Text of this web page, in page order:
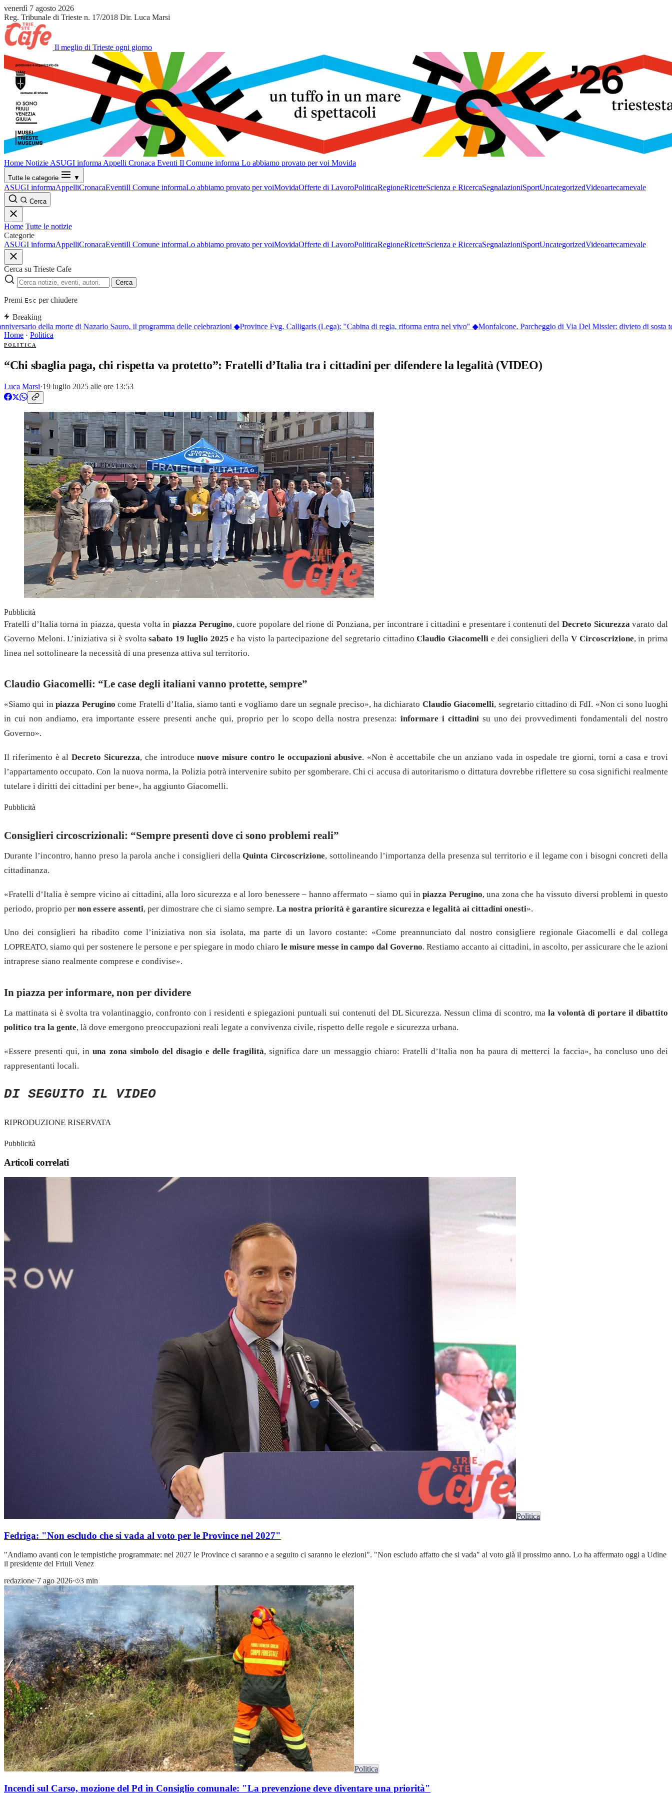
venerdì 7 agosto 2026
Reg. Tribunale di Trieste n. 17/2018 Dir. Luca Marsi
Il meglio di Trieste ogni giorno
Home Notizie ASUGI informa Appelli Cronaca Eventi Il Comune informa Lo abbiamo provato per voi Movida
Tutte le categorie ▼
ASUGI informaAppelliCronacaEventiIl Comune informaLo abbiamo provato per voiMovidaOfferte di LavoroPoliticaRegioneRicetteScienza e RicercaSegnalazioniSportUncategorizedVideoartecarnevale
Cerca
Home Tutte le notizie
Categorie
ASUGI informaAppelliCronacaEventiIl Comune informaLo abbiamo provato per voiMovidaOfferte di LavoroPoliticaRegioneRicetteScienza e RicercaSegnalazioniSportUncategorizedVideoartecarnevale
Cerca su Trieste Cafe
Cerca
Premi Esc per chiudere
Breaking
della morte di Nazario Sauro, il programma delle celebrazioni◆Province Fvg. Calligaris (Lega): "Cabina di regia, riforma entra nel vivo"◆Monfalcone. Parcheggio di Via Del Missier: divieto di sosta
Home · Politica
POLITICA
“Chi sbaglia paga, chi rispetta va protetto”: Fratelli d’Italia tra i cittadini per difendere la legalità (VIDEO)
Luca Marsi·19 luglio 2025 alle ore 13:53
Pubblicità
Fratelli d’Italia torna in piazza, questa volta inpiazza Perugino, cuore popolare del rione di Ponziana, per incontrare i cittadini e presentare i contenuti delDecreto Sicurezzavarato dal
Governo Meloni. L’iniziativa si è svoltasabato 19 luglio 2025 e ha visto la partecipazione del segretario cittadinoClaudio Giacomelli e dei consiglieri della V Circoscrizione, in prima
linea nel sottolineare la necessità di una presenza attiva sul territorio.
Claudio Giacomelli: “Le case degli italiani vanno protette, sempre”
«Siamo qui inpiazza Perugino come Fratelli d’Italia, siamo tanti e vogliamo dare un segnale preciso», ha dichiarato Claudio Giacomelli, segretario cittadino di FdI. «Non ci sono luoghi
in cui non andiamo, era importante essere presenti anche qui, proprio per lo scopo della nostra presenza:informare i cittadinisu uno dei provvedimenti fondamentali del nostro
Governo».
Il riferimento è alDecreto Sicurezza, che introducenuove misure contro le occupazioni abusive. «Non è accettabile che un anziano vada in ospedale tre giorni, torni a casa e trovi
l’appartamento occupato. Con la nuova norma, la Polizia potrà intervenire subito per sgomberare. Chi ci accusa di autoritarismo o dittatura dovrebbe riflettere su cosa significhi realmente
tutelare i diritti dei cittadini per bene», ha aggiunto Giacomelli.
Pubblicità
Consiglieri circoscrizionali: “Sempre presenti dove ci sono problemi reali”
Durante l’incontro, hanno preso la parola anche i consiglieri dellaQuinta Circoscrizione, sottolineando l’importanza della presenza sul territorio e il legame con i bisogni concreti della
cittadinanza.
«Fratelli d’Italia è sempre vicino ai cittadini, alla loro sicurezza e al loro benessere – hanno affermato – siamo qui inpiazza Perugino, una zona che ha vissuto diversi problemi in questo
periodo, proprio per non essere assenti, per dimostrare che ci siamo sempre. La nostra priorità è garantire sicurezza e legalità ai cittadini onesti».
Uno dei consiglieri ha ribadito come l’iniziativa non sia isolata, ma parte di un lavoro costante: «Come preannunciato dal nostro consigliere regionale Giacomelli e dal collega
LOPREATO, siamo qui per sostenere le persone e per spiegare in modo chiaro le misure messe in campo dal Governo. Restiamo accanto ai cittadini, in ascolto, per assicurare che le azioni
intraprese siano realmente comprese e condivise».
In piazza per informare, non per dividere
La mattinata si è svolta tra volantinaggio, confronto con i residenti e spiegazioni puntuali sui contenuti del DL Sicurezza. Nessun clima di scontro, ma la volontà di portare il dibattito
politico tra la gente, là dove emergono preoccupazioni reali legate a convivenza civile, rispetto delle regole e sicurezza urbana.
«Essere presenti qui, inuna zona simbolo del disagio e delle fragilità, significa dare un messaggio chiaro: Fratelli d’Italia non ha paura di metterci la faccia», ha concluso uno dei
rappresentanti locali.
DI SEGUITO IL VIDEO
RIPRODUZIONE RISERVATA
Pubblicità
Articoli correlati
Politica
Fedriga: "Non escludo che si vada al voto per le Province nel 2027"
"Andiamo avanti con le tempistiche programmate: nel 2027 le Province ci saranno e a seguito ci saranno le elezioni". "Non escludo affatto che si vada" al voto già il prossimo anno. Lo ha affermato oggi a Udine
il presidente del Friuli Venez
redazione·7 ago 2026· 3 min
Politica
Incendi sul Carso, mozione del Pd in Consiglio comunale: "La prevenzione deve diventare una priorità"